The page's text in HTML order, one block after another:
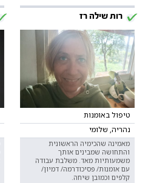
רות שילה רז
טיפול באומנות
נהריה, שלומי
מאמינה שהכימיה הראשונית
והתחושה שמבינים אותך
משמעותיות מאד. משלבת עבודה
עם אומנות/ פסיכודרמה/ דמיון/
קלפים וכמובן שיחה.